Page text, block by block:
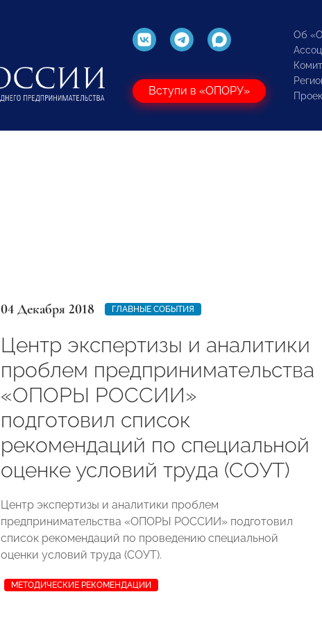
Вступи в «ОПОРУ»
Об
04 Декабря 2018 ГЛАВНЫЕ СОБЫТИЯ
Центр экспертизы и аналитики
проблем предпринимательства
«ОПОРЫ РОССИИ»
подготовил список
рекомендаций по специальной
оценке условий труда (СОУТ)
Центр экспертизы и аналитики проблем
предпринимательства «ОПОРЫ РОССИИ» подготовил
список рекомендаций по проведению специальной
оценки условий труда (СОУТ).
МЕТОДИЧЕСКИЕ РЕКОМЕНДАЦИИ